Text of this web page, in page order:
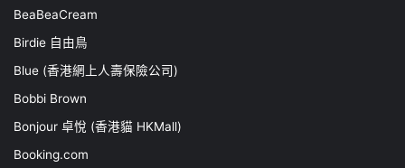
BeaBeaCream
Birdie 自由鳥
Blue (香港網上人壽保險公司)
Bobbi Brown
Bonjour 卓悅 (香港貓 HKMall)
Booking.com